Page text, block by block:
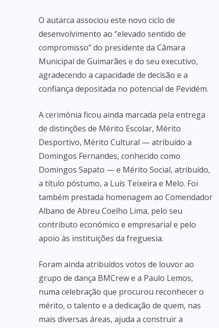
O autarca associou este novo ciclo de
desenvolvimento ao “elevado sentido de
compromisso” do presidente da Câmara
Municipal de Guimarães e do seu executivo,
agradecendo a capacidade de decisão e a
confiança depositada no potencial de Pevidém.
A cerimónia ficou ainda marcada pela entrega
de distinções de Mérito Escolar, Mérito
Desportivo, Mérito Cultural — atribuído a
Domingos Fernandes, conhecido como
Domingos Sapato — e Mérito Social, atribuído,
a título póstumo, a Luís Teixeira e Melo. Foi
também prestada homenagem ao Comendador
Albano de Abreu Coelho Lima, pelo seu
contributo económico e empresarial e pelo
apoio às instituições da freguesia.
Foram ainda atribuídos votos de louvor ao
grupo de dança BMCrew e a Paulo Lemos,
numa celebração que procurou reconhecer o
mérito, o talento e a dedicação de quem, nas
mais diversas áreas, ajuda a construir a